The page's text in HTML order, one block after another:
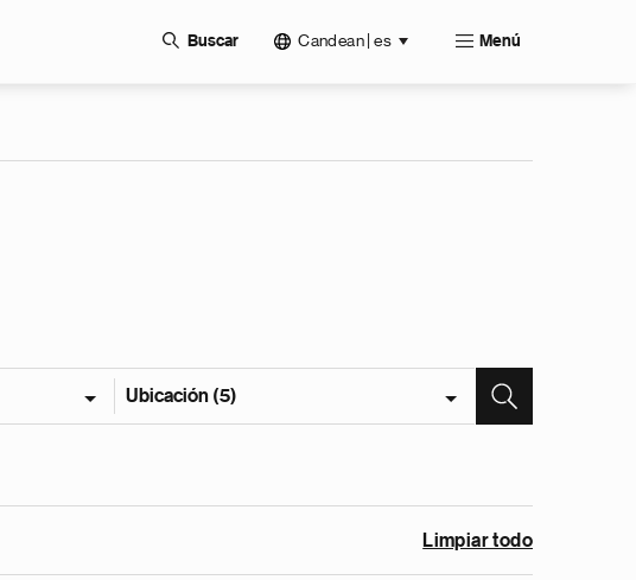
Buscar Candean | es Menú
Ubicación (5)
Limpiar todo